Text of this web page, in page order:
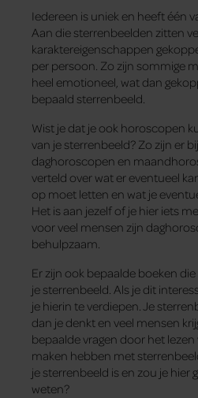
Iedereen is uniek en heeft één
Aan die sterrenbeelden zitten
karaktereigenschappen
per persoon. Zo zijn sommige
heel emotioneel, wat dan
bepaald sterrenbeeld.
Wist je dat je ook horoscopen
van je sterrenbeeld? Zo zijn er
daghoroscopen en
verteld over wat er eventueel
op moet letten en wat je
Het is aan jezelf of je hier iets
voor veel mensen zijn
behulpzaam.
Er zijn ook bepaalde boeken
je sterrenbeeld. Als je dit
je hierin te verdiepen. Je
dan je denkt en veel mensen
bepaalde vragen door het
maken hebben met
je sterrenbeeld is en zou je hier
weten?